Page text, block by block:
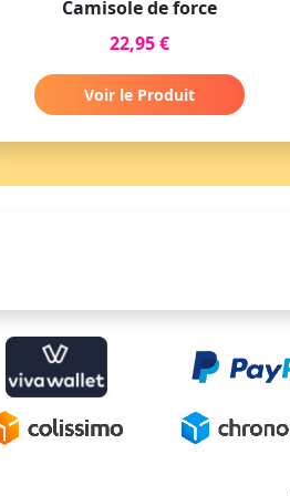
Camisole de force
22,95 €
Voir le Produit